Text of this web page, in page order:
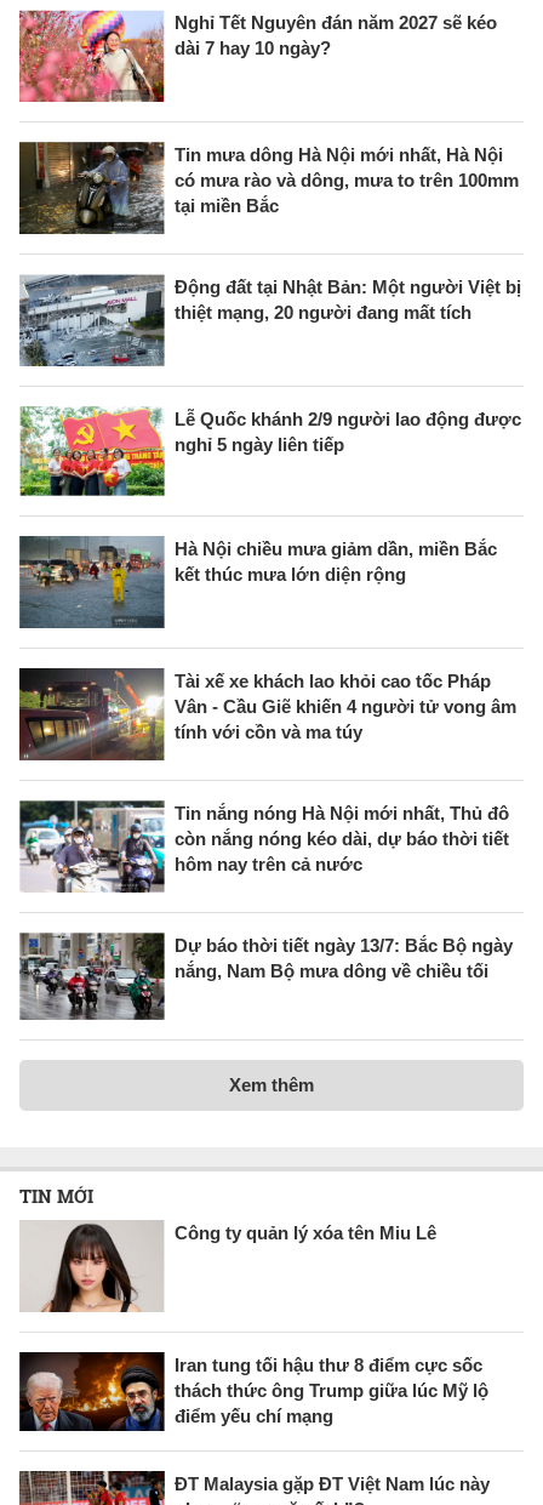
Nghỉ Tết Nguyên đán năm 2027 sẽ kéo
dài 7 hay 10 ngày?
Tin mưa dông Hà Nội mới nhất, Hà Nội
có mưa rào và dông, mưa to trên 100mm
tại miền Bắc
Động đất tại Nhật Bản: Một người Việt bị
thiệt mạng, 20 người đang mất tích
Lễ Quốc khánh 2/9 người lao động được
nghỉ 5 ngày liên tiếp
Hà Nội chiều mưa giảm dần, miền Bắc
kết thúc mưa lớn diện rộng
Tài xế xe khách lao khỏi cao tốc Pháp
Vân - Cầu Giẽ khiến 4 người tử vong âm
tính với cồn và ma túy
Tin nắng nóng Hà Nội mới nhất, Thủ đô
còn nắng nóng kéo dài, dự báo thời tiết
hôm nay trên cả nước
Dự báo thời tiết ngày 13/7: Bắc Bộ ngày
nắng, Nam Bộ mưa dông về chiều tối
Xem thêm
TIN MỚI
Công ty quản lý xóa tên Miu Lê
Iran tung tối hậu thư 8 điểm cực sốc
thách thức ông Trump giữa lúc Mỹ lộ
điểm yếu chí mạng
ĐT Malaysia gặp ĐT Việt Nam lúc này